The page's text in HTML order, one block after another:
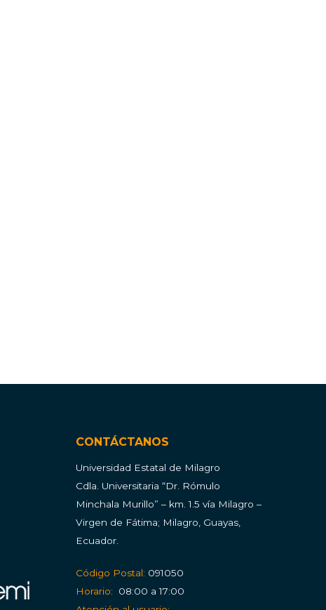
CONTÁCTANOS
Universidad Estatal de Milagro
Cdla. Universitaria “Dr. Rómulo
Minchala Murillo” – km. 1.5 vía Milagro –
Virgen de Fátima; Milagro, Guayas,
Ecuador.
Código Postal: 091050
Horario:
08:00 a 17:00